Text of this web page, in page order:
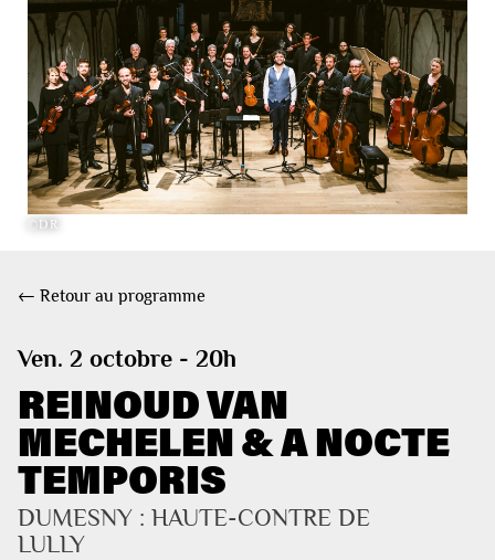
©DR
← Retour au programme
Ven. 2 octobre - 20h
REINOUD VAN
MECHELEN & A NOCTE
TEMPORIS
DUMESNY : HAUTE-CONTRE DE
LULLY